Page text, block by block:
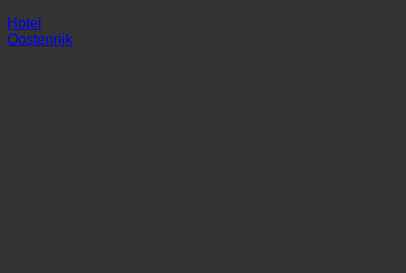
Alpen Karawanserai